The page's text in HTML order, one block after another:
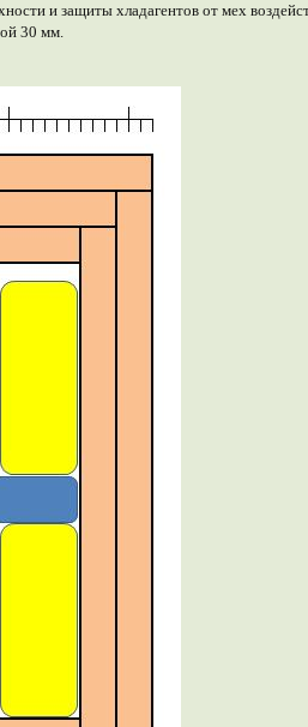
и защиты хладагентов от мех
30 мм.